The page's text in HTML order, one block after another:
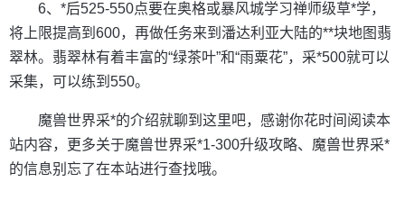
6、*后525-550点要在奥格或暴风城学习禅师级草*学，
将上限提高到600，再做任务来到潘达利亚大陆的**块地图翡
翠林。翡翠林有着丰富的“绿茶叶”和“雨粟花”，采*500就可以
采集，可以练到550。
魔兽世界采*的介绍就聊到这里吧，感谢你花时间阅读本
站内容，更多关于魔兽世界采*1-300升级攻略、魔兽世界采*
的信息别忘了在本站进行查找哦。